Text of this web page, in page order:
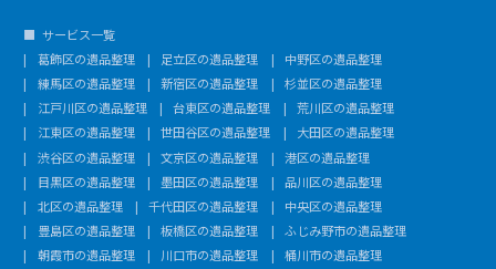
サービス一覧
葛飾区の遺品整理
足立区の遺品整理
中野区の遺品整理
練馬区の遺品整理
新宿区の遺品整理
杉並区の遺品整理
江戸川区の遺品整理
台東区の遺品整理
荒川区の遺品整理
江東区の遺品整理
世田谷区の遺品整理
大田区の遺品整理
渋谷区の遺品整理
文京区の遺品整理
港区の遺品整理
目黒区の遺品整理
墨田区の遺品整理
品川区の遺品整理
北区の遺品整理
千代田区の遺品整理
中央区の遺品整理
豊島区の遺品整理
板橋区の遺品整理
ふじみ野市の遺品整理
朝霞市の遺品整理
川口市の遺品整理
桶川市の遺品整理